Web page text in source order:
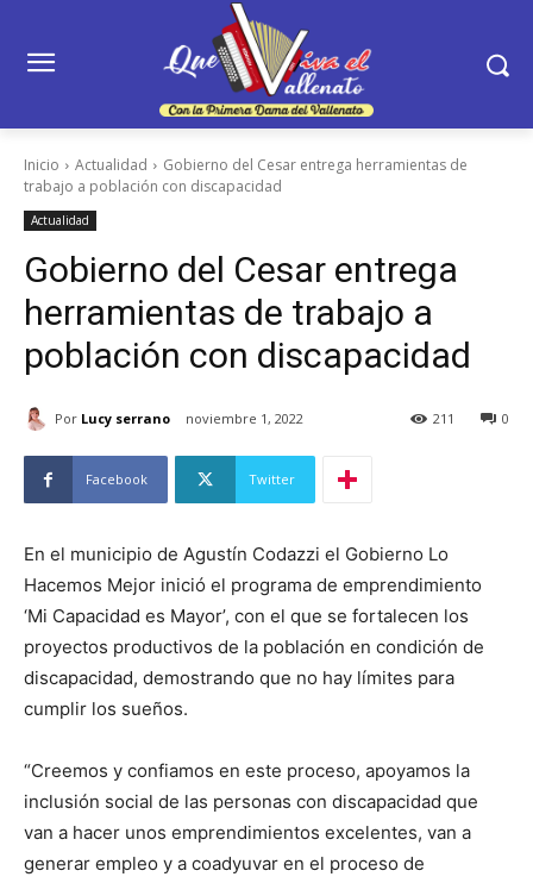
Inicio Actualidad
Gobierno del Cesar entrega herramientas de
trabajo a población con discapacidad
Actualidad
Gobierno del Cesar entrega
herramientas de trabajo a
población con discapacidad
Por Lucy serrano noviembre 1, 2022 0
211
Facebook Twitter
En el municipio de Agustín Codazzi el Gobierno Lo
Hacemos Mejor inició el programa de emprendimiento
‘Mi Capacidad es Mayor’, con el que se fortalecen los
proyectos productivos de la población en condición de
discapacidad, demostrando que no hay límites para
cumplir los sueños.
“Creemos y confiamos en este proceso, apoyamos la
inclusión social de las personas con discapacidad que
van a hacer unos emprendimientos excelentes, van a
generar empleo y a coadyuvar en el proceso de